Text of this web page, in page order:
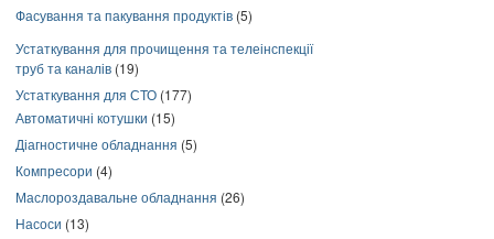
Фасування та пакування продуктів (5)
Устаткування для прочищення та телеінспекції
труб та каналів (19)
Устаткування для СТО (177)
Автоматичні котушки (15)
Діагностичне обладнання (5)
Компресори (4)
Маслороздавальне обладнання (26)
Насоси (13)